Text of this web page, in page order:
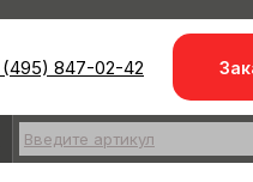
847-02-42
Введите артикул